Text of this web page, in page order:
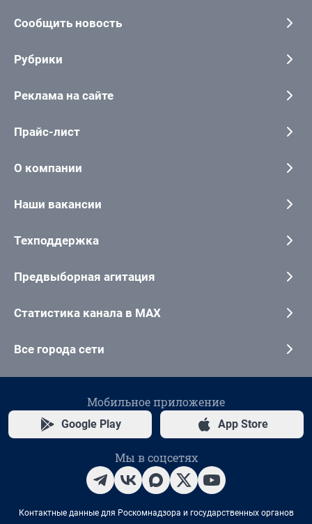
Сообщить новость
Рубрики
Реклама на сайте
Прайс-лист
О компании
Наши вакансии
Техподдержка
Предвыборная агитация
Статистика канала в MAX
Все города сети
Мобильное приложение
Google Play App Store
Мы в соцсетях
Контактные данные для Роскомнадзора и государственных органов